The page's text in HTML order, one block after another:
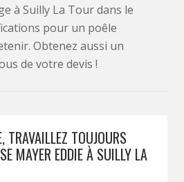
à Suilly La Tour dans le
pour un poêle
Obtenez aussi un
de votre devis !
TRAVAILLEZ TOUJOURS
MAYER EDDIE À SUILLY LA